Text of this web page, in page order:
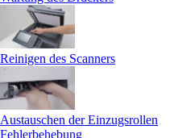
Reinigen des Scanners
Austauschen der Einzugsrollen
Fehlerbehebung